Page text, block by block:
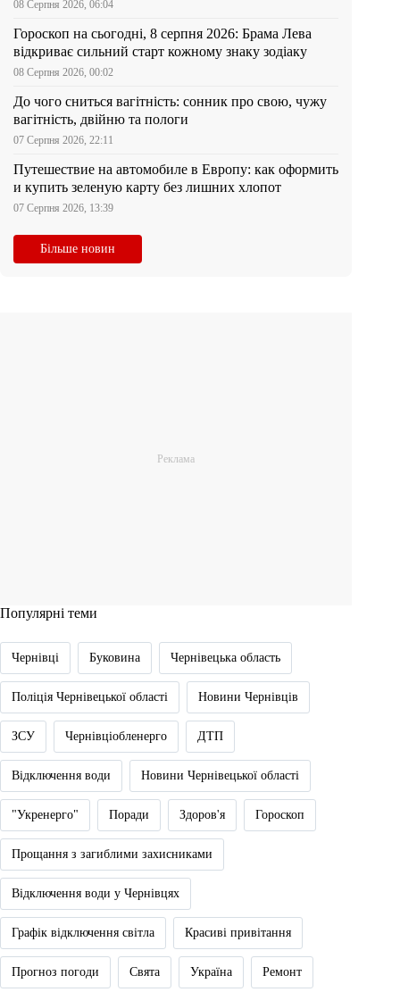
08 Серпня 2026, 06:04
Гороскоп на сьогодні, 8 серпня 2026: Брама Лева
відкриває сильний старт кожному знаку зодіаку
08 Серпня 2026, 00:02
До чого сниться вагітність: сонник про свою, чужу
вагітність, двійню та пологи
07 Серпня 2026, 22:11
Путешествие на автомобиле в Европу: как оформить
и купить зеленую карту без лишних хлопот
07 Серпня 2026, 13:39
Більше новин
Популярні теми
Чернівці Буковина Чернівецька область
Поліція Чернівецької області Новини Чернівців
ЗСУ Чернівціобленерго ДТП
Відключення води Новини Чернівецької області
"Укренерго" Поради Здоров'я Гороскоп
Прощання з загиблими захисниками
Відключення води у Чернівцях
Графік відключення світла Красиві привітання
Прогноз погоди Свята Україна Ремонт